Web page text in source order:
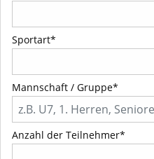
Sportart*
Mannschaft / Gruppe*
Anzahl der Teilnehmer*